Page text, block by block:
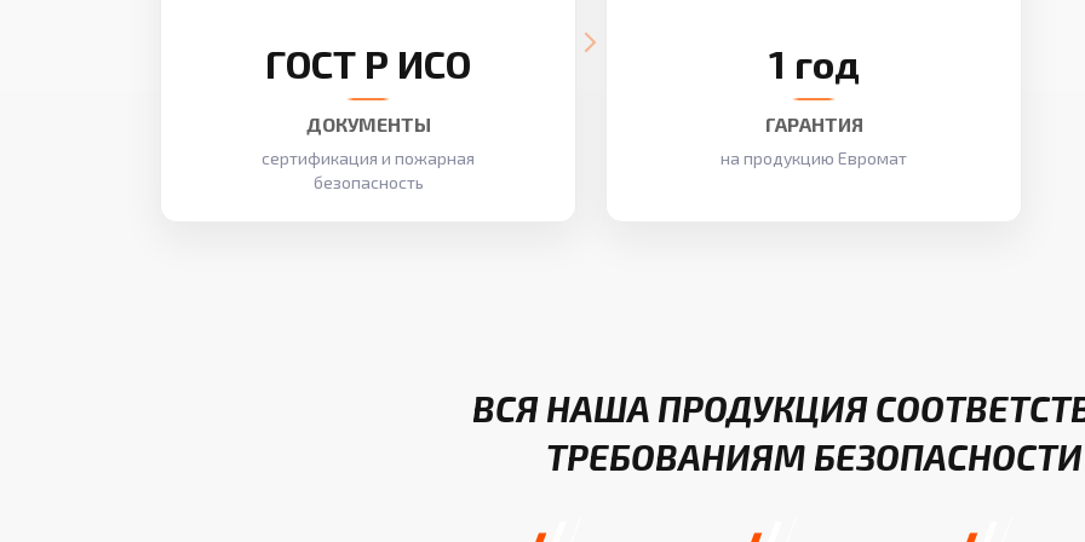
ГОСТ Р ИСО
ДОКУМЕНТЫ
сертификация и пожарная
безопасность
1 год
ГАРАНТИЯ
на продукцию Евромат
ВСЯ НАША ПРОДУКЦИЯ
ТРЕБОВАНИЯМ БЕЗОПАСНОСТИ